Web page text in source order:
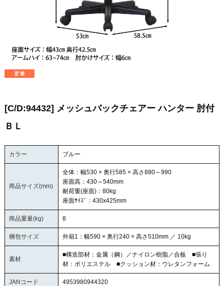
[C/D:94432] メッシュバックチェアー ハンター 肘付
ＢＬ
カラー ブルー
商品サイズ(mm)
全体：幅530 × 奥行585 × 高さ880～990
座面高：430～540mm
耐荷重(座面)：80kg
座面ｻｲｽﾞ：430x425mm
商品重量(kg) 8
梱包サイズ 外箱1：幅590 × 奥行240 × 高さ510mm ／ 10kg
素材
■構造部材：金属（鋼）／ナイロン樹脂／合板 ■張り
材：ポリエステル ■クッション材：ウレタンフォーム
JANコード 4953980944320